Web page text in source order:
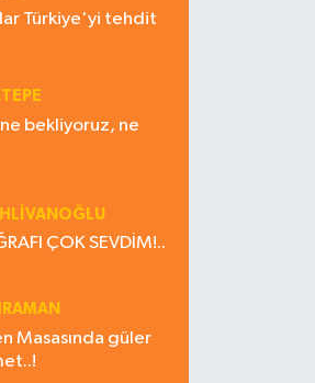
Türkiye'yi tehdit
bekliyoruz, ne
ÇOK SEVDİM!..
Masasında güler